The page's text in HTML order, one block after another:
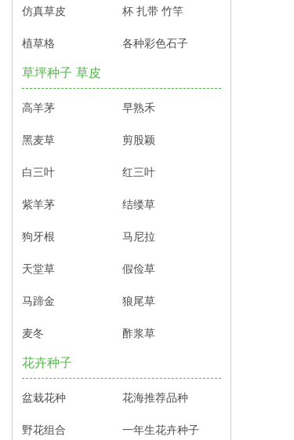
仿真草皮
杯 扎带 竹竿
植草格 各种彩色石子
草坪种子 草皮
高羊茅 早熟禾
黑麦草 剪股颖
白三叶 红三叶
紫羊茅 结缕草
狗牙根 马尼拉
天堂草 假俭草
马蹄金 狼尾草
麦冬 酢浆草
花卉种子
盆栽花种 花海推荐品种
野花组合 一年生花卉种子